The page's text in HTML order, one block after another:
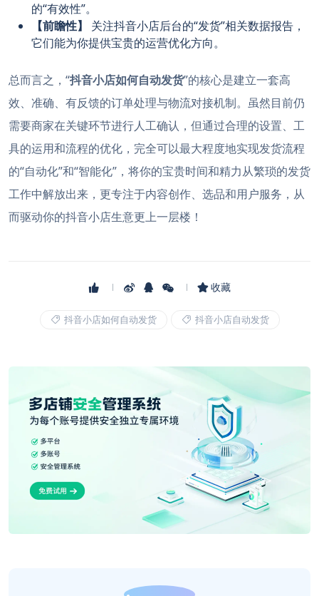
的“有效性”。
【前瞻性】
关注抖音小店后台的“发货”相关数据报告，
它们能为你提供宝贵的运营优化方向。
总而言之，“抖音小店如何自动发货”的核心是建立一套高
效、准确、有反馈的订单处理与物流对接机制。虽然目前仍
需要商家在关键环节进行人工确认，但通过合理的设置、工
具的运用和流程的优化，完全可以最大程度地实现发货流程
的“自动化”和“智能化”，将你的宝贵时间和精力从繁琐的发货
工作中解放出来，更专注于内容创作、选品和用户服务，从
而驱动你的抖音小店生意更上一层楼！
收藏
抖音小店如何自动发货 抖音小店自动发货